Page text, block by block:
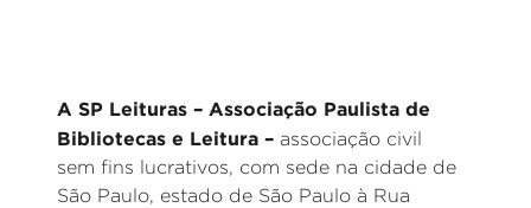
A SP Leituras – Associação Paulista de
Bibliotecas e Leitura – associação civil
sem fins lucrativos, com sede na cidade de
São Paulo, estado de São Paulo à Rua